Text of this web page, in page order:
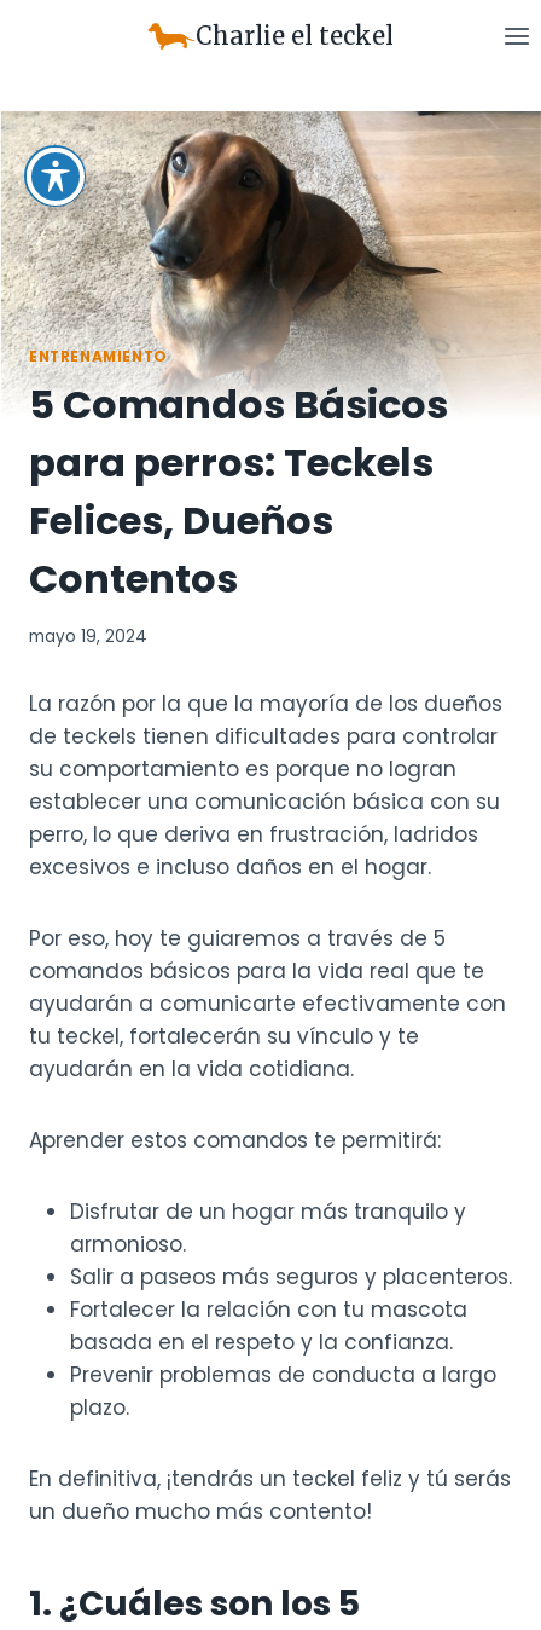
Charlie el teckel
ENTRENAMIENTO
5 Comandos Básicos
para perros: Teckels
Felices, Dueños
Contentos
mayo 19, 2024
La razón por la que la mayoría de los dueños
de teckels tienen dificultades para controlar
su comportamiento es porque no logran
establecer una comunicación básica con su
perro, lo que deriva en frustración, ladridos
excesivos e incluso daños en el hogar.
Por eso, hoy te guiaremos a través de 5
comandos básicos para la vida real que te
ayudarán a comunicarte efectivamente con
tu teckel, fortalecerán su vínculo y te
ayudarán en la vida cotidiana.
Aprender estos comandos te permitirá:
Disfrutar de un hogar más tranquilo y
armonioso.
Salir a paseos más seguros y placenteros.
Fortalecer la relación con tu mascota
basada en el respeto y la confianza.
Prevenir problemas de conducta a largo
plazo.
En definitiva, ¡tendrás un teckel feliz y tú serás
un dueño mucho más contento!
1. ¿Cuáles son los 5